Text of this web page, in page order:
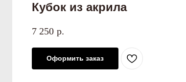
Кубок из акрила
7 250 р.
Оформить заказ